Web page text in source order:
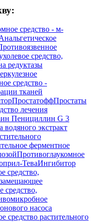
средство - м-
средство,
редуктазы
средство -
тканей
ПростатоффПростаты
лечения
Пенициллин G 3
водяного экстракт
ферментное
Противоглаукомное
ТеваИнгибитор
средство,
средство,
насоса
средство растительного